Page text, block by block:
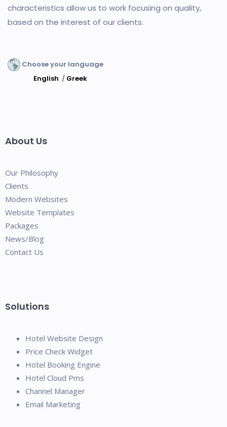
characteristics allow us to work focusing on quality,
based on the interest of our clients.
Choose your language
English / Greek
About Us
Our Philosophy
Clients
Modern Websites
Website Templates
Packages
News/Blog
Contact Us
Solutions
Hotel Website Design
Price Check Widget
Hotel Booking Engine
Hotel Cloud Pms
Channel Manager
Email Marketing